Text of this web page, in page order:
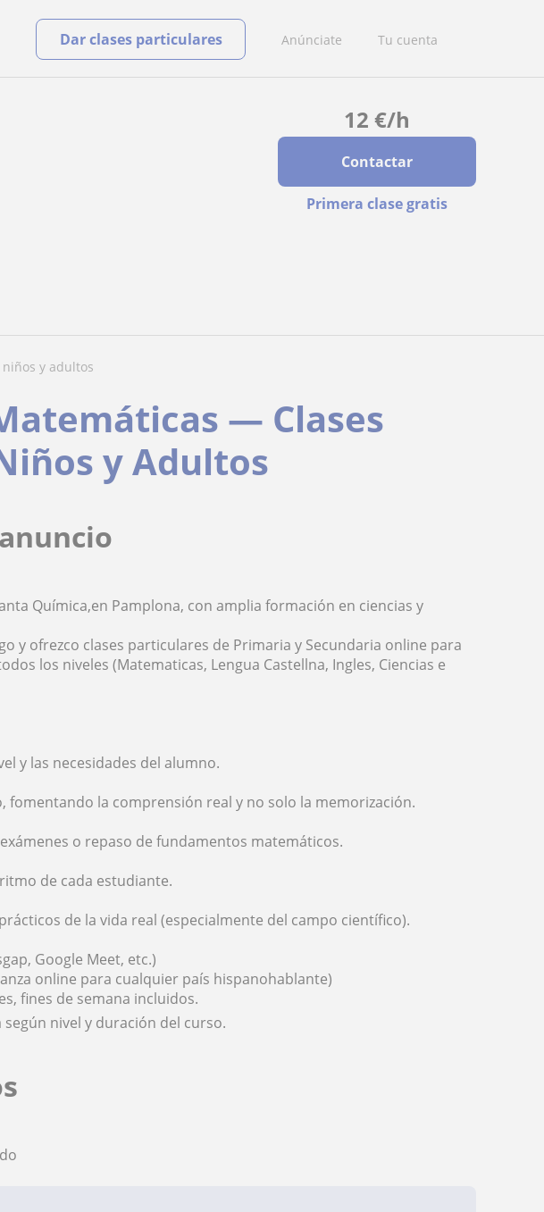
Anúnciate Tu cuenta
Dar clases particulares
12 €/h
Contactar
Primera clase gratis
niños y adultos
— Clases
y Adultos
Química,en Pamplona, con amplia formación en ciencias y
y ofrezco clases particulares de Primaria y Secundaria online para
los niveles (Matematicas, Lengua Castellna, Ingles, Ciencias e
y las necesidades del alumno.
fomentando la comprensión real y no solo la memorización.
o repaso de fundamentos matemáticos.
de cada estudiante.
de la vida real (especialmente del campo científico).
Google Meet, etc.)
online para cualquier país hispanohablante)
fines de semana incluidos.
nivel y duración del curso.